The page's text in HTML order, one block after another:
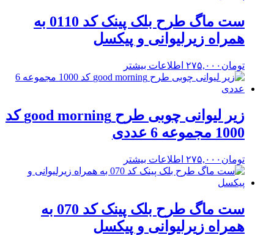
ست ماگ طرح بلک پینک کد 0110 به
همراه زیرلیوانی و پیکسل
تومان ۲۷۵,۰۰۰ اطلاعات بیشتر
زیر لیوانی چوبی طرح good morning کد
1000 مجموعه 6 عددی
تومان ۲۷۵,۰۰۰ اطلاعات بیشتر
ست ماگ طرح بلک پینک کد 070 به
همراه زیرلیوانی و پیکسل